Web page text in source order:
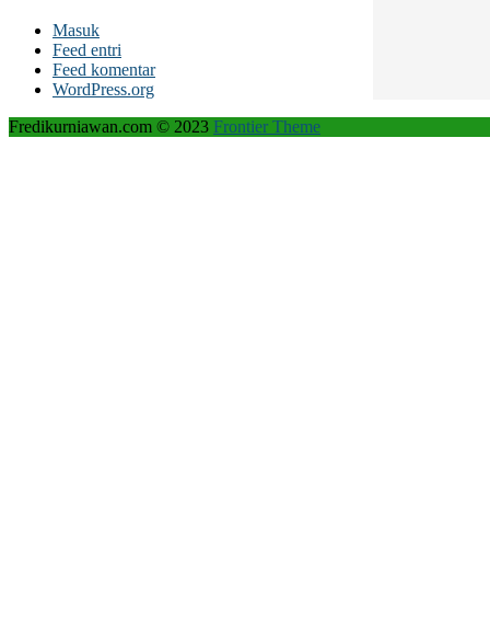
Masuk
Feed entri
Feed komentar
WordPress.org
Fredikurniawan.com © 2023 Frontier Theme